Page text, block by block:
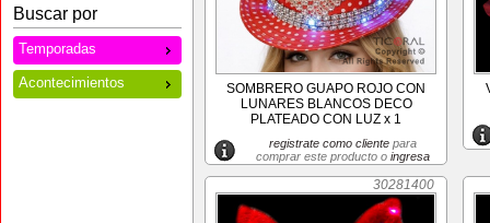
Buscar por
Temporadas
Acontecimientos
SOMBRERO GUAPO ROJO CON
LUNARES BLANCOS DECO
PLATEADO CON LUZ x 1
registrate como clientepara
comprar este producto o ingresa
30281400